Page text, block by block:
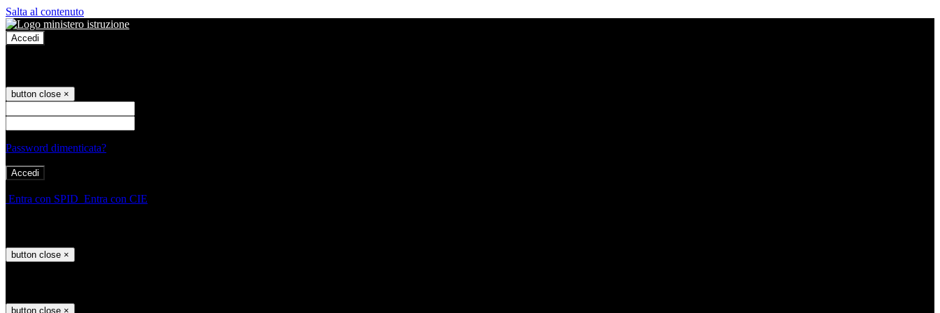
Salta al contenuto
Accedi
button close ×
Password dimenticata?
Entra con SPID Entra con CIE
button close ×
button close ×